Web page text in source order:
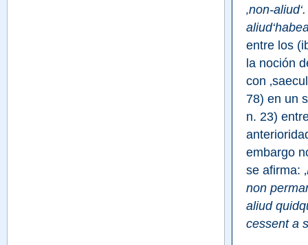
‚non-
entre los
la noción
con
78) en un
n. 23)
embargo
se afirma: ‚
non
aliud
cessent a